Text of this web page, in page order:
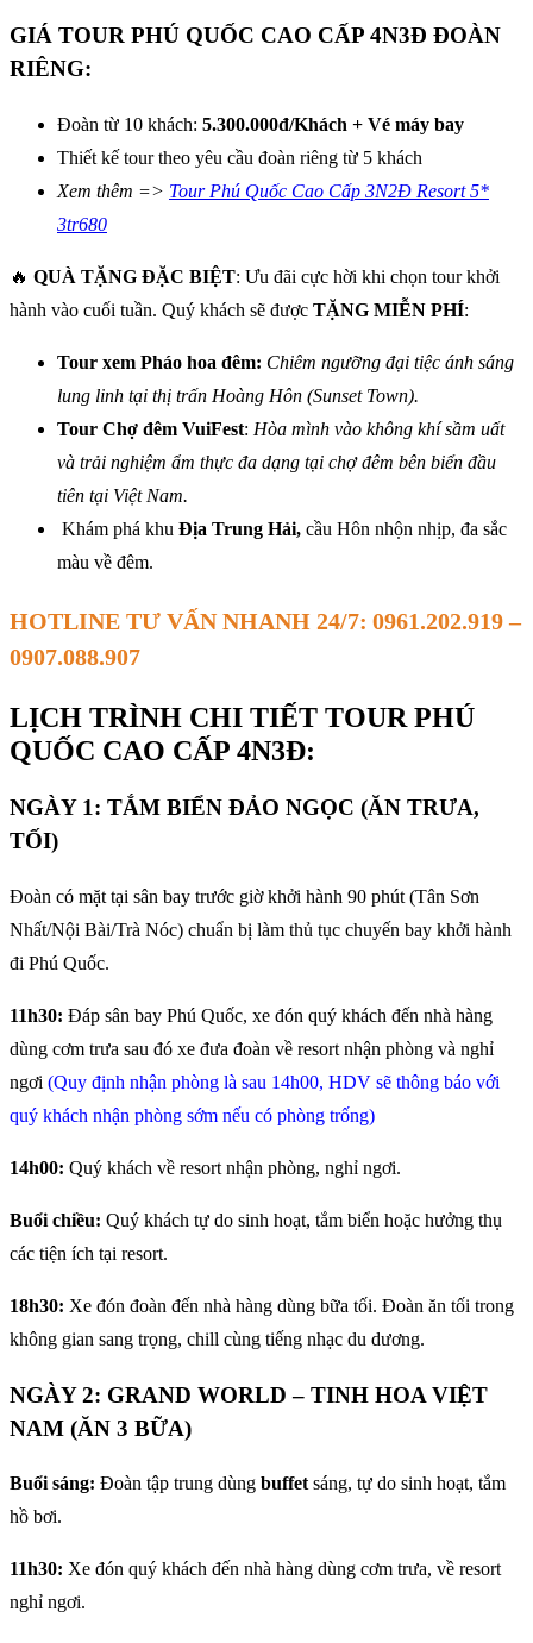
GIÁ TOUR PHÚ QUỐC CAO CẤP 4N3Đ ĐOÀN
RIÊNG:
Đoàn từ 10 khách: 5.300.000đ/Khách + Vé máy bay
Thiết kế tour theo yêu cầu đoàn riêng từ 5 khách
Xem thêm => Tour Phú Quốc Cao Cấp 3N2Đ Resort 5*
3tr680
🔥 QUÀ TẶNG ĐẶC BIỆT: Ưu đãi cực hời khi chọn tour khởi
hành vào cuối tuần. Quý khách sẽ được TẶNG MIỄN PHÍ:
Tour xem Pháo hoa đêm: Chiêm ngưỡng đại tiệc ánh sáng
lung linh tại thị trấn Hoàng Hôn (Sunset Town).
Tour Chợ đêm VuiFest: Hòa mình vào không khí sầm uất
và trải nghiệm ẩm thực đa dạng tại chợ đêm bên biển đầu
tiên tại Việt Nam.
Khám phá khu Địa Trung Hải, cầu Hôn nhộn nhịp, đa sắc
màu về đêm.
HOTLINE TƯ VẤN NHANH 24/7: 0961.202.919 –
0907.088.907
LỊCH TRÌNH CHI TIẾT TOUR PHÚ
QUỐC CAO CẤP 4N3Đ:
NGÀY 1: TẮM BIỂN ĐẢO NGỌC (ĂN TRƯA,
TỐI)
Đoàn có mặt tại sân bay trước giờ khởi hành 90 phút (Tân Sơn
Nhất/Nội Bài/Trà Nóc) chuẩn bị làm thủ tục chuyến bay khởi hành
đi Phú Quốc.
11h30: Đáp sân bay Phú Quốc, xe đón quý khách đến nhà hàng
dùng cơm trưa sau đó xe đưa đoàn về resort nhận phòng và nghỉ
ngơi (Quy định nhận phòng là sau 14h00, HDV sẽ thông báo với
quý khách nhận phòng sớm nếu có phòng trống)
14h00: Quý khách về resort nhận phòng, nghỉ ngơi.
Buổi chiều: Quý khách tự do sinh hoạt, tắm biển hoặc hưởng thụ
các tiện ích tại resort.
18h30: Xe đón đoàn đến nhà hàng dùng bữa tối. Đoàn ăn tối trong
không gian sang trọng, chill cùng tiếng nhạc du dương.
NGÀY 2: GRAND WORLD – TINH HOA VIỆT
NAM (ĂN 3 BỮA)
Buổi sáng: Đoàn tập trung dùng buffet sáng, tự do sinh hoạt, tắm
hồ bơi.
11h30: Xe đón quý khách đến nhà hàng dùng cơm trưa, về resort
nghỉ ngơi.